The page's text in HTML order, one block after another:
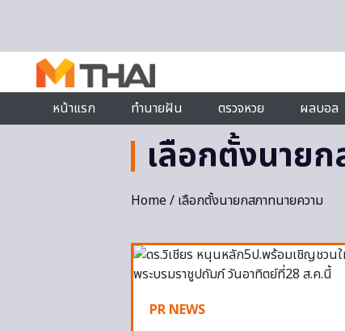
หน้าแรก
ทำนายฝัน ตรวจหวย ผลบอล
เลือกตั้งนาย
Home/ เลือกตั้งนายกสภาทนายความ
PR NEWS